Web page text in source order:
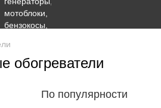
обогреватели
По популярности